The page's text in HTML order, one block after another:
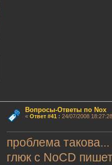
Вопросы-Ответы по Nox
« Ответ #41 : 24/07/2008
проблема
глюк с NoCD